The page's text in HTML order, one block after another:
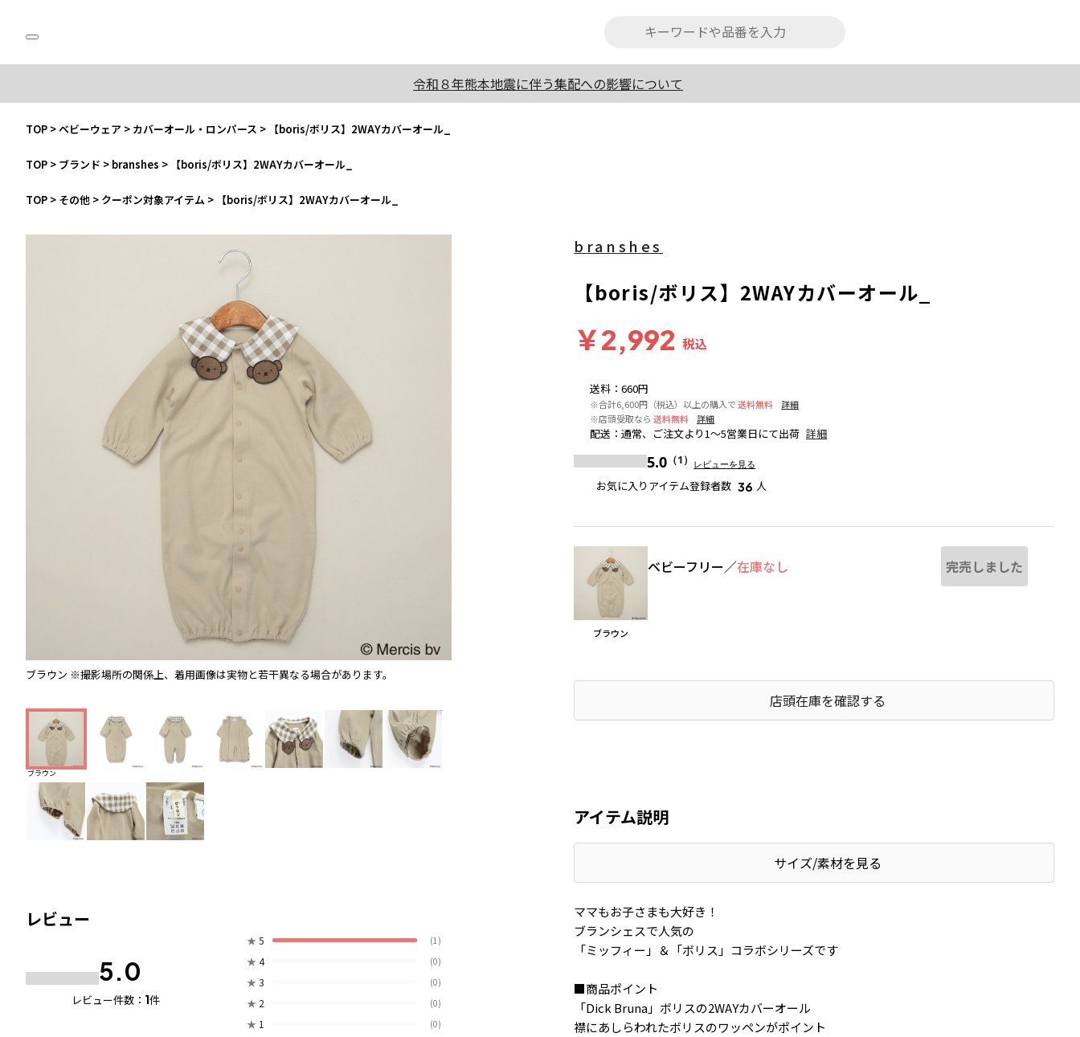
令和８年熊本地震に伴う集配への影響について
TOP >ベビーウェア > カバーオール・ロンパース > 【boris/ボリス】2WAYカバーオール_
TOP > ブランド > branshes > 【boris/ボリス】2WAYカバーオール_
TOP > その他 > クーポン対象アイテム > 【boris/ボリス】2WAYカバーオール_
ブラウン ※撮影場所の関係上、着用画像は実物と若干異なる場合があります。
ブラウン
レビュー
5.0
レビュー件数： 1件
★ 5 (1)
★ 4 (0)
★ 3 (0)
★ 2 (0)
★ 1 (0)
送料 ：660円
※合計6,600円（税込）以上の購入で送料無料
詳細
※店頭受取なら 送料無料 詳細
配送 ：通常、ご注文より1～5営業日にて出荷 詳細
5.0 （1） レビューを見る
お気に入りアイテム登録者数 36 人
branshes
【boris/ボリス】2WAYカバーオール_
￥2,992 税込
ブラウン
ベビーフリー／在庫なし 完売しました
店頭在庫を確認する
アイテム説明
サイズ/素材を見る
ママもお子さまも大好き！
ブランシェスで人気の
「ミッフィー」＆「ボリス」コラボシリーズです
■商品ポイント
「Dick Bruna」ボリスの2WAYカバーオール
襟にあしらわれたボリスのワッペンがポイント